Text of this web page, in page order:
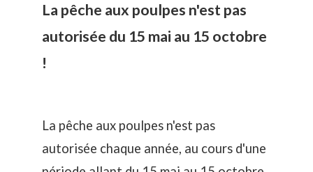
La pêche aux poulpes n'est pas
autorisée du 15 mai au 15 octobre
!
La pêche aux poulpes n'est pas
autorisée chaque année, au cours d'une